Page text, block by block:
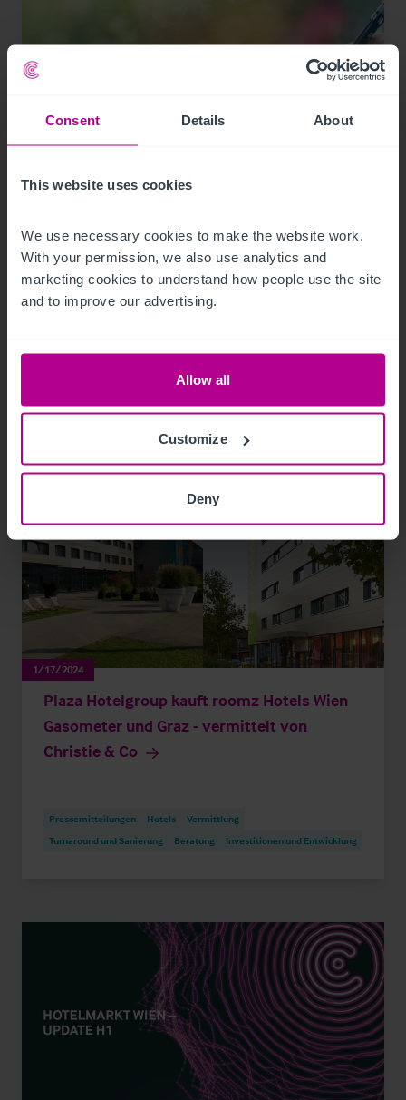
Consent Details About
This website uses cookies
We use necessary cookies to make the website work.
With your permission, we also use analytics and
marketing cookies to understand how people use the site
and to improve our advertising.
Allow all
Customize
Deny
1/21/2024
Betreiber zunehmend auch als Investoren
aktiv
1/17/2024
Plaza Hotelgroup kauft roomz Hotels Wien
Gasometer und Graz - vermittelt von
Christie & Co
Pressemitteilungen Hotels
Vermittlung
Turnaround und Sanierung
Beratung Investitionen und Entwicklung